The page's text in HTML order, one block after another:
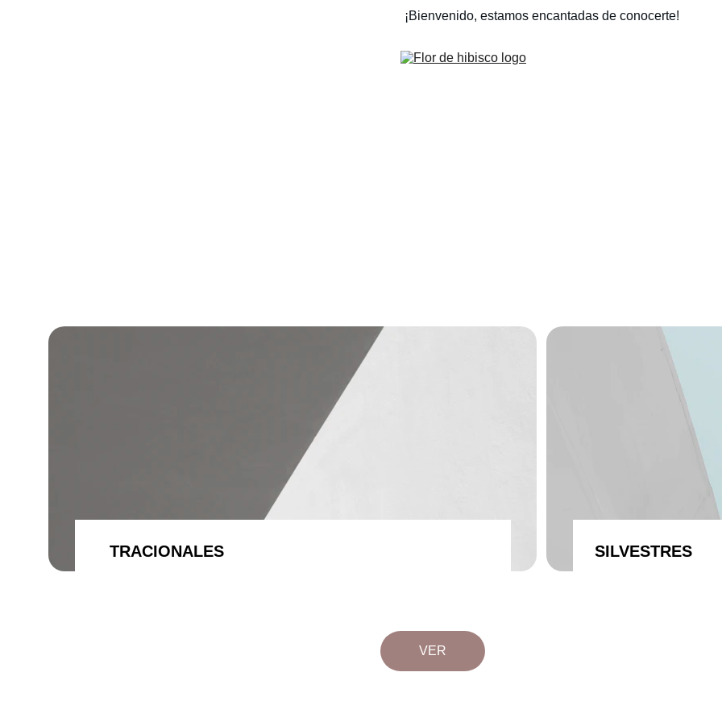
¡Bienvenido, estamos encantadas de conocerte!
SILVESTRES
TRACIONALES
VER